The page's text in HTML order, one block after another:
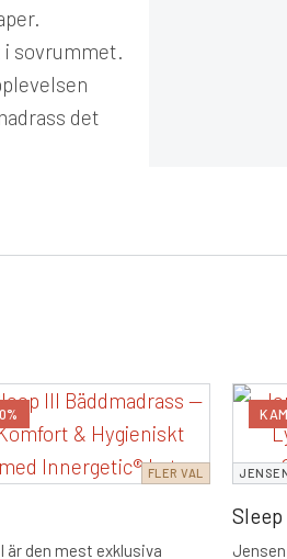
i sovrummet.
det
FLER VAL
är den mest exklusiva
Sleep